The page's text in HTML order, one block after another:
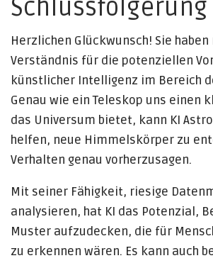
Schlussfolgerung
Herzlichen Glückwunsch! Sie
Verständnis für die potenziellen
künstlicher Intelligenz im Bereich
Genau wie ein Teleskop uns einen
das Universum bietet, kann KI
helfen, neue Himmelskörper zu
Verhalten genau vorherzusagen.
Mit seiner Fähigkeit, riesige
analysieren, hat KI das Potenzial,
Muster aufzudecken, die für
zu erkennen wären. Es kann auch